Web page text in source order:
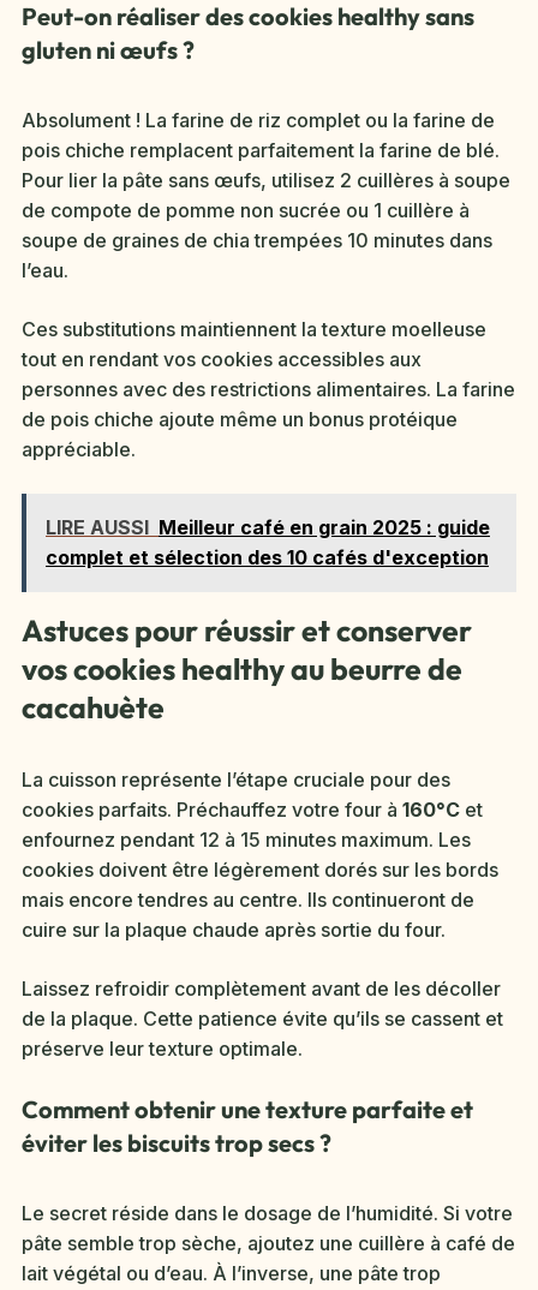
Peut-on réaliser des cookies healthy sans
gluten ni œufs ?
Absolument ! La farine de riz complet ou la farine de
pois chiche remplacent parfaitement la farine de blé.
Pour lier la pâte sans œufs, utilisez 2 cuillères à soupe
de compote de pomme non sucrée ou 1 cuillère à
soupe de graines de chia trempées 10 minutes dans
l’eau.
Ces substitutions maintiennent la texture moelleuse
tout en rendant vos cookies accessibles aux
personnes avec des restrictions alimentaires. La farine
de pois chiche ajoute même un bonus protéique
appréciable.
LIRE AUSSI Meilleur café en grain 2025 : guide
complet et sélection des 10 cafés d'exception
Astuces pour réussir et conserver
vos cookies healthy au beurre de
cacahuète
La cuisson représente l’étape cruciale pour des
cookies parfaits. Préchauffez votre four à 160°C et
enfournez pendant 12 à 15 minutes maximum. Les
cookies doivent être légèrement dorés sur les bords
mais encore tendres au centre. Ils continueront de
cuire sur la plaque chaude après sortie du four.
Laissez refroidir complètement avant de les décoller
de la plaque. Cette patience évite qu’ils se cassent et
préserve leur texture optimale.
Comment obtenir une texture parfaite et
éviter les biscuits trop secs ?
Le secret réside dans le dosage de l’humidité. Si votre
pâte semble trop sèche, ajoutez une cuillère à café de
lait végétal ou d’eau. À l’inverse, une pâte trop